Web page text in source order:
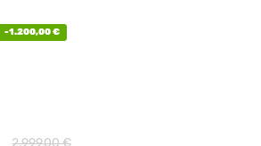
-1.200,00€